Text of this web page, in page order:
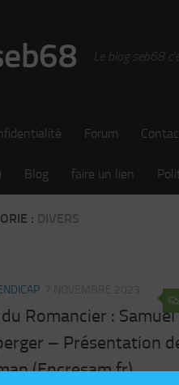
Le blog seb68
Forum
Blog faire un lien
: DIVERS
Romancier : Samuel
– Présentation
(Encresam.fr)